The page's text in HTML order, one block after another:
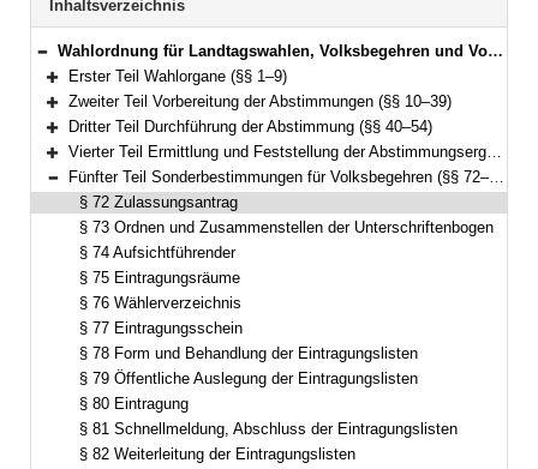
Suche
Inhaltsverzeichnis
Bereich reduzieren
Wahlordnung für Landtagswahlen, Volksbegehren und Volksentscheide (Landeswahlordnung – LWO) Vom 16. Februar 2003 (GVBl. S. 62) BayRS 111-1-1-I (§§ 1–92)
Bereich erweitern
Erster Teil Wahlorgane (§§ 1–9)
Bereich erweitern
Zweiter Teil Vorbereitung der Abstimmungen (§§ 10–39)
Bereich erweitern
Dritter Teil Durchführung der Abstimmung (§§ 40–54)
Bereich erweitern
Vierter Teil Ermittlung und Feststellung der Abstimmungsergebnisse (§§ 55–71)
Bereich reduzieren
Fünfter Teil Sonderbestimmungen für Volksbegehren (§§ 72–83)
§ 72 Zulassungsantrag
§ 73 Ordnen und Zusammenstellen der Unterschriftenbogen
§ 74 Aufsichtführender
§ 75 Eintragungsräume
§ 76 Wählerverzeichnis
§ 77 Eintragungsschein
§ 78 Form und Behandlung der Eintragungslisten
§ 79 Öffentliche Auslegung der Eintragungslisten
§ 80 Eintragung
§ 81 Schnellmeldung, Abschluss der Eintragungslisten
§ 82 Weiterleitung der Eintragungslisten